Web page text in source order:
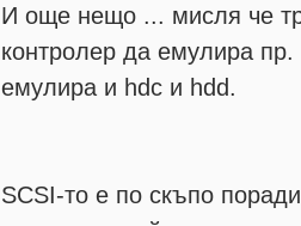
И още нещо ... мисля че
контролер да емулира
емулира и hdc и hdd.
SCSI-то е по скъпо